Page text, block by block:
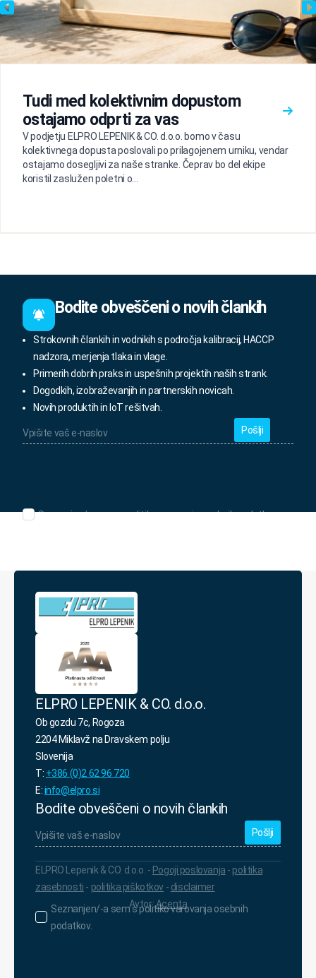
Tudi med kolektivnim dopustom
ostajamo odprti za vas
V podjetju ELPRO LEPENIK & CO. d.o.o. bomo v času
kolektivnega dopusta poslovali po prilagojenem urniku, vendar
ostajamo dosegljivi za naše stranke. Čeprav bo del ekipe
koristil zaslužen poletni o...
Bodite obveščeni o novih člankih
Strokovnih člankih in vodnikih s področja kalibracij, HACCP
nadzora, merjenja tlaka in vlage.
Primerih dobrih praks in uspešnih projektih naših strank.
Dogodkih, izobraževanjih in partnerskih novicah.
Novih produktih in IoT rešitvah.
vaš
e-
Seznanjen/-
politiko
varovanja
Seznanjen/-a sem s politiko varovanja osebnih podatkov.
ELPRO LEPENIK & CO. d.o.o.
Ob gozdu 7c, Rogoza
2204 Miklavž na Dravskem polju
Slovenija
T: +386 (0)2 62 96 720
E:info@elpro.si
Bodite obveščeni o novih člankih
vaš
e-
*
Seznanjen/-
a
Seznanjen/-a sem s politiko varovanja osebnih
podatkov.
ELPRO Lepenik & CO. d.o.o. - Pogoji poslovanja - politika
zasebnosti - politika piškotkov - disclaimer
Avtor:Acenta